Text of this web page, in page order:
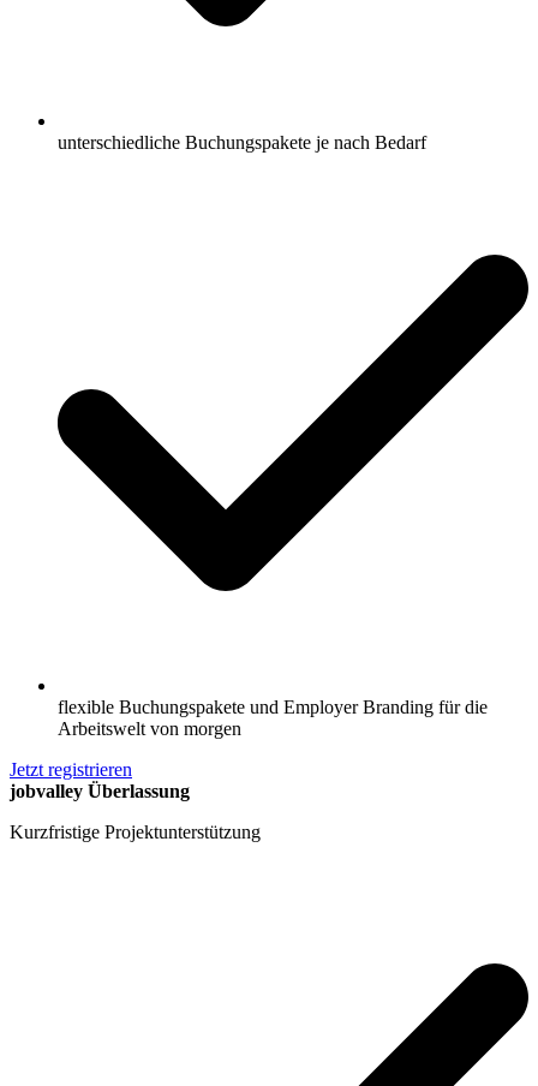
unterschiedliche Buchungspakete je nach Bedarf
flexible Buchungspakete und Employer Branding für die
Arbeitswelt von morgen
Jetzt registrieren
jobvalley Überlassung
Kurzfristige Projektunterstützung